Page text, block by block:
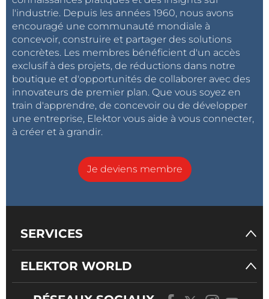
l'industrie. Depuis les années 1960, nous avons
encouragé une communauté mondiale à
concevoir, construire et partager des solutions
concrètes. Les membres bénéficient d'un accès
exclusif à des projets, de réductions dans notre
boutique et d'opportunités de collaborer avec des
innovateurs de premier plan. Que vous soyez en
train d'apprendre, de concevoir ou de développer
une entreprise, Elektor vous aide à vous connecter,
à créer et à grandir.
Je deviens membre
SERVICES
ELEKTOR WORLD